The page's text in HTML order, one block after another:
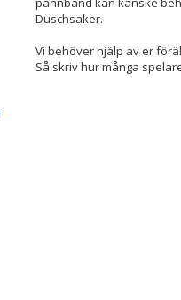
Duschsaker.
Vi behöver hjälp av er
Så skriv hur många